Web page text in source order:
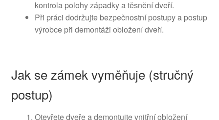
kontrola polohy západky a těsnění dveří.
Při práci dodržujte bezpečnostní postupy a postup
výrobce při demontáži obložení dveří.
Jak se zámek vyměňuje (stručný
postup)
Otevřete dveře a demontujte vnitřní obložení